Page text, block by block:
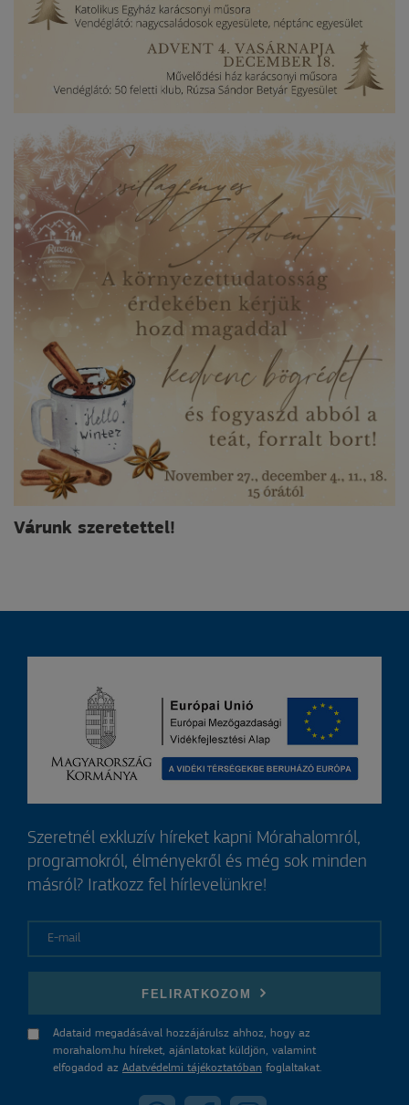
Várunk szeretettel!
Szeretnél exkluzív híreket kapni Mórahalomról,
programokról, élményekről és még sok minden
másról? Iratkozz fel hírlevelünkre!
FELIRATKOZOM
Adataid megadásával hozzájárulsz ahhoz, hogy az
morahalom.hu híreket, ajánlatokat küldjön, valamint
elfogadod az Adatvédelmi tájékoztatóban foglaltakat.